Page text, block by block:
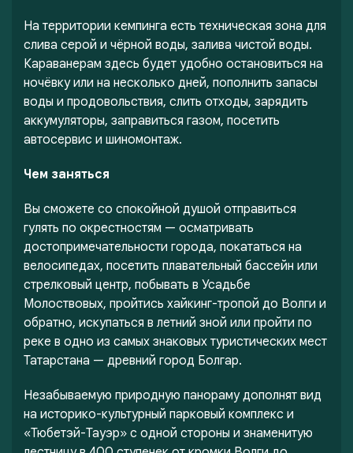
На территории кемпинга есть техническая зона для
слива серой и чёрной воды, залива чистой воды.
Караванерам здесь будет удобно остановиться на
ночёвку или на несколько дней, пополнить запасы
воды и продовольствия, слить отходы, зарядить
аккумуляторы, заправиться газом, посетить
автосервис и шиномонтаж.
Чем заняться
Вы сможете со спокойной душой отправиться
гулять по окрестностям — осматривать
достопримечательности города, покататься на
велосипедах, посетить плавательный бассейн или
стрелковый центр, побывать в Усадьбе
Молоствовых, пройтись хайкинг-тропой до Волги и
обратно, искупаться в летний зной или пройти по
реке в одно из самых знаковых туристических мест
Татарстана — древний город Болгар.
Незабываемую природную панораму дополнят вид
на историко-культурный парковый комплекс и
«Тюбетэй-Тауэр» с одной стороны и знаменитую